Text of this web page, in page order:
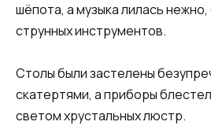
шёпота, а музыка лилась
струнных инструментов.
Столы были застелены
скатертями, а приборы
светом хрустальных люстр.